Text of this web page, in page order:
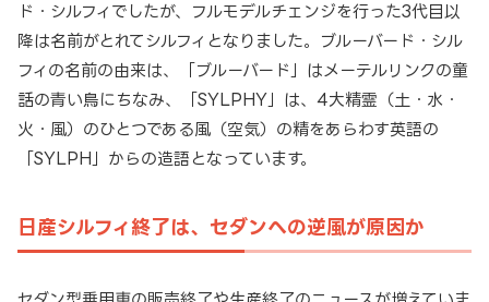
ド・シルフィでしたが、フルモデルチェンジを行った3代目以
降は名前がとれてシルフィとなりました。ブルーバード・シル
フィの名前の由来は、「ブルーバード」はメーテルリンクの童
話の青い鳥にちなみ、「SYLPHY」は、4大精霊（土・水・
火・風）のひとつである風（空気）の精をあらわす英語の
「SYLPH」からの造語となっています。
日産シルフィ終了は、セダンへの逆風が原因か